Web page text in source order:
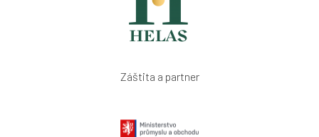
Záštita a partner